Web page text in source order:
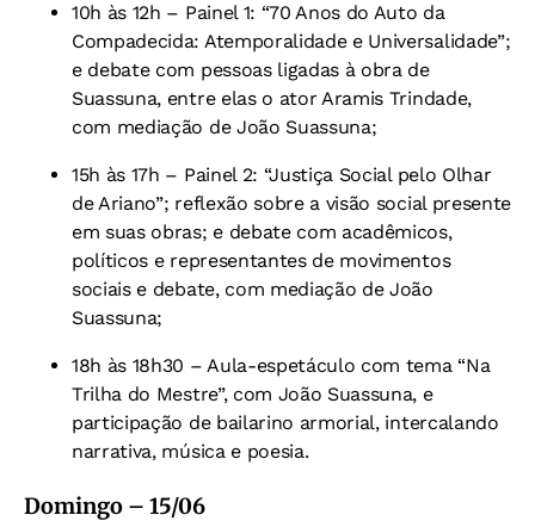
10h às 12h – Painel 1: “70 Anos do Auto da
Compadecida: Atemporalidade e Universalidade”;
e debate com pessoas ligadas à obra de
Suassuna, entre elas o ator Aramis Trindade,
com mediação de João Suassuna;
15h às 17h – Painel 2: “Justiça Social pelo Olhar
de Ariano”; reflexão sobre a visão social presente
em suas obras; e debate com acadêmicos,
políticos e representantes de movimentos
sociais e debate, com mediação de João
Suassuna;
18h às 18h30 – Aula-espetáculo com tema “Na
Trilha do Mestre”, com João Suassuna, e
participação de bailarino armorial, intercalando
narrativa, música e poesia.
Domingo – 15/06